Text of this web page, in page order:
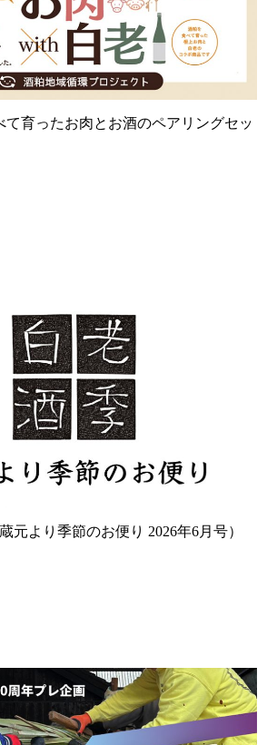
て育ったお肉とお酒のペアリングセッ
元より季節のお便り 2026年6月号）